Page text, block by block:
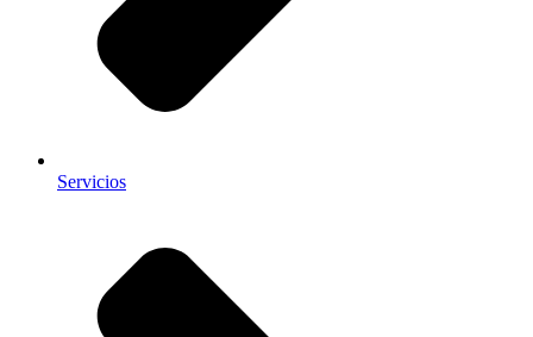
Servicios